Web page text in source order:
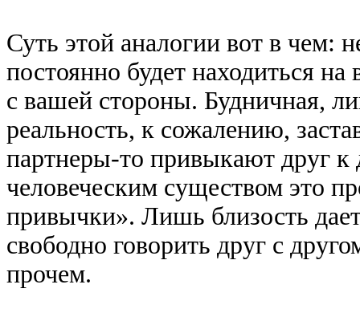
Суть этой аналогии вот в чем:
постоянно будет находиться
с вашей стороны. Будничная,
реальность, к сожалению,
партнеры-то привыкают друг к
человеческим существом это
привычки». Лишь близость
свободно говорить друг с
прочем.